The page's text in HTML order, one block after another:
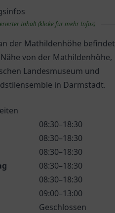
Inhalt (klicke für mehr Infos)
der Mathildenhöhe befindet
von der Mathildenhöhe,
Landesmuseum und
in Darmstadt.
08:30–18:30
08:30–18:30
08:30–18:30
08:30–18:30
08:30–18:30
09:00–13:00
Geschlossen